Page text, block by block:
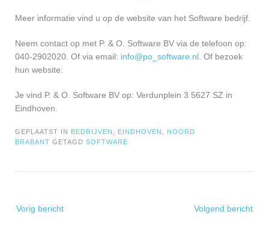
Meer informatie vind u op de website van het Software bedrijf.
Neem contact op met P. & O. Software BV via de telefoon op:
040-2902020. Of via email: info@po_software.nl . Of bezoek
hun website:
Je vind P. & O. Software BV op: Verdunplein 3 5627 SZ in
Eindhoven.
GEPLAATST IN BEDRIJVEN EINDHOVEN
NOORD
BRABANT GETAGD SOFTWARE
navigatie
Vorig bericht Volgend bericht